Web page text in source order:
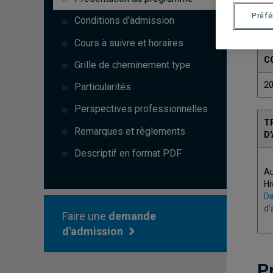
Conditions d'admission
Cours à suivre et horaires
Grille de cheminement type
Particularités
Perspectives professionnelles
Remarques et règlements
Descriptif en format PDF
Faire une demande
d'admission